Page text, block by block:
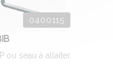
0400115
ou seau à allaiter.